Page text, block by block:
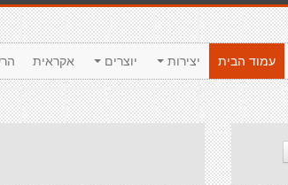
אקראית יוצרים יצירות
עמוד הבית